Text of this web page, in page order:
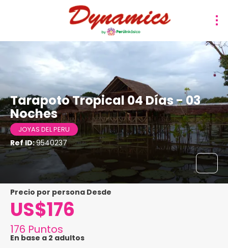
Tarapoto Tropical 04 Días - 03
Noches
JOYAS DEL PERU
Ref ID:9540237
precio por persona Desde
US$176
176 Puntos
En base a 2 adultos